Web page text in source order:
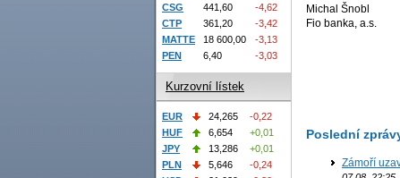
Michal Šnobl
Fio banka, a.s.
Poslední
Zámoří
CSG
441,60
-4,62
CTP
361,20
-3,42
MATTE
18 600,00
-3,13
PEN
6,40 -3,03
Kurzovní lístek
EUR 24,265
-0,22
HUF
6,654
+0,01
JPY
13,286
+0,01
PLN
5,646
-0,24